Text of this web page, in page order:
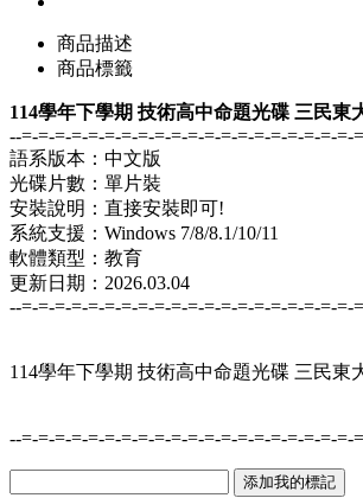
商品描述
商品標籤
114學年下學期 技術高中命題光碟 三民東
--=-=-=-=-=-=-=-=-=-=-=-=-=-=-=-=-=-=-=-=-
語系版本：中文版
光碟片數：單片裝
安裝說明：直接安裝即可!
系統支援：Windows 7/8/8.1/10/11
軟體類型：教育
更新日期：2026.03.04
--=-=-=-=-=-=-=-=-=-=-=-=-=-=-=-=-=-=-=-=-
114學年下學期 技術高中命題光碟 三民東
--=-=-=-=-=-=-=-=-=-=-=-=-=-=-=-=-=-=-=-=-